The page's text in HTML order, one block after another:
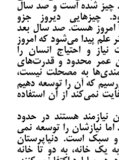
چیز شده است و صد سال
چیزهایی دیروز جزو
امروز هست. صد سال بعد
علم پیدا می­‌شود که امروز
و احتیاج انسان را
عمر محدود و قدرت‌های
به مصحلت نیست،
که آن را توسعه دهیم
نمی­‌کند از آن استفاده
نیازمند هستند در حدود
اما نیازشان را توسعه نمی­‌
و سبک است. دنیاپرستان
یک خانه، به دو تا خانه